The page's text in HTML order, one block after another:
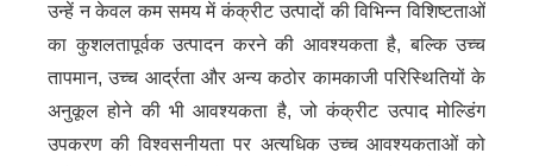
उन्हें न केवल कम समय में कंक्रीट उत्पादों की विभिन्न विशिष्टताओं
का कुशलतापूर्वक उत्पादन करने की आवश्यकता है, बल्कि उच्च
तापमान, उच्च आर्द्रता और अन्य कठोर कामकाजी परिस्थितियों के
अनुकूल होने की भी आवश्यकता है, जो कंक्रीट उत्पाद मोल्डिंग
उपकरण की विश्वसनीयता पर अत्यधिक उच्च आवश्यकताओं को